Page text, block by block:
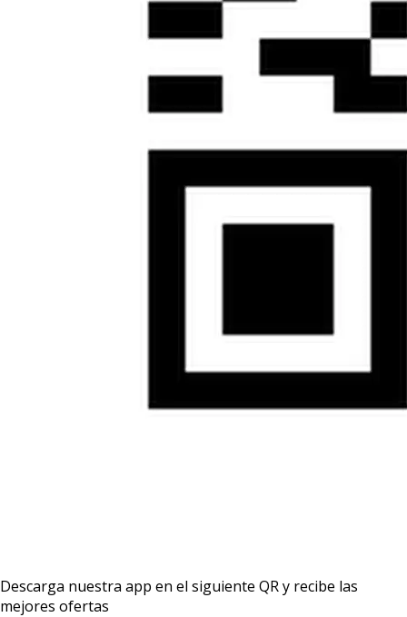
Descarga nuestra app en el siguiente QR y recibe las
mejores ofertas